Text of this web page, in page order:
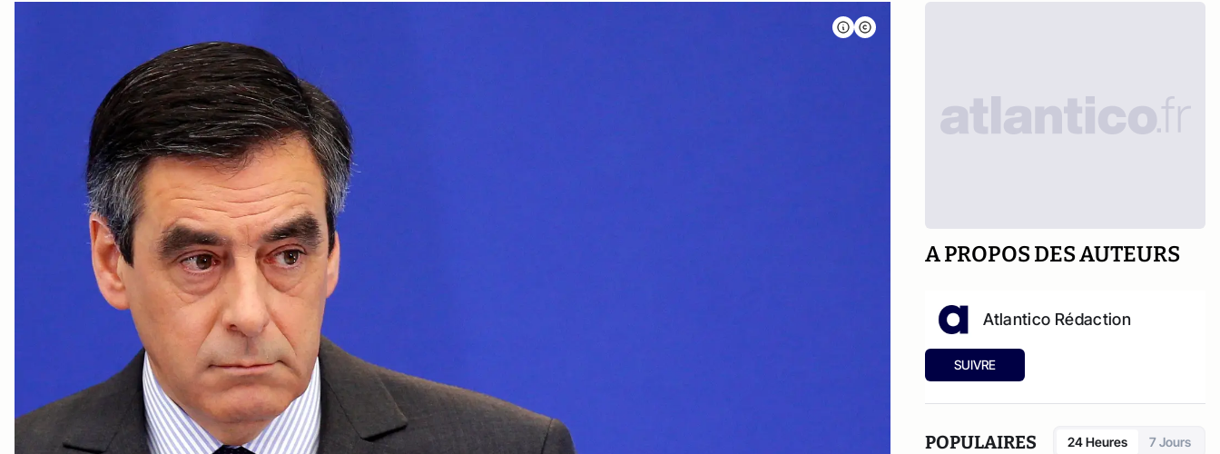
A PROPOS DES AUTEURS
Atlantico Rédaction
SUIVRE
POPULAIRES 24 Heures 7 Jours